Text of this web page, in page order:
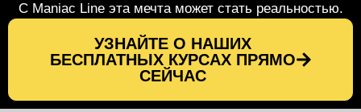
С Maniac Line эта мечта может стать реальностью.
УЗНАЙТЕ О НАШИХ
БЕСПЛАТНЫХ КУРСАХ ПРЯМО
СЕЙЧАС